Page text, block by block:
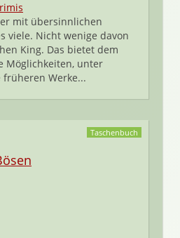
mit übersinnlichen
viele. Nicht wenige davon
King. Das bietet dem
Möglichkeiten, unter
Werke...
Taschenbuch